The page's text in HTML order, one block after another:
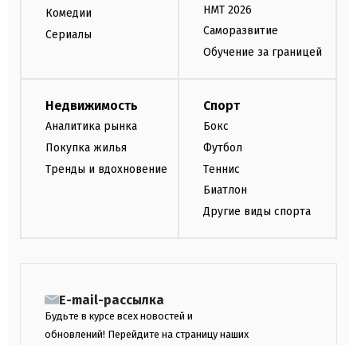
Комедии
Сериалы
НМТ 2026
Саморазвитие
Обучение за границей
Недвижимость
Аналитика рынка
Покупка жилья
Тренды и вдохновение
Спорт
Бокс
Футбол
Теннис
Биатлон
Другие виды спорта
E-mail-рассылка
Будьте в курсе всех новостей и
обновлений! Перейдите на страницу наших